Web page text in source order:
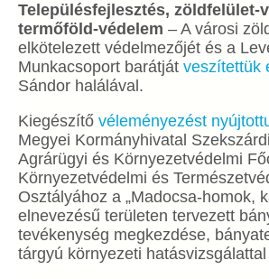
Településfejlesztés, zöldfelület-
termőföld-védelem – A városi
elkötelezett védelmezőjét és a
Munkacsoport barátját veszítettük
Sándor halálával.
Kiegészítő véleményezést
Megyei Kormányhivatal
Agrárügyi és Környezetvédelmi
Környezetvédelmi és
Osztályához a „Madocsa-homok,
elnevezésű területen tervezett
tevékenység megkezdése,
tárgyú környezeti